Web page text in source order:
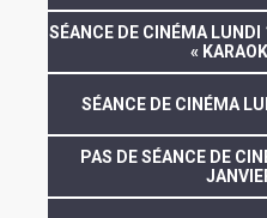
SÉANCE DE CINÉMA LUNDI
«
SÉANCE DE CINÉMA
PAS DE SÉANCE DE